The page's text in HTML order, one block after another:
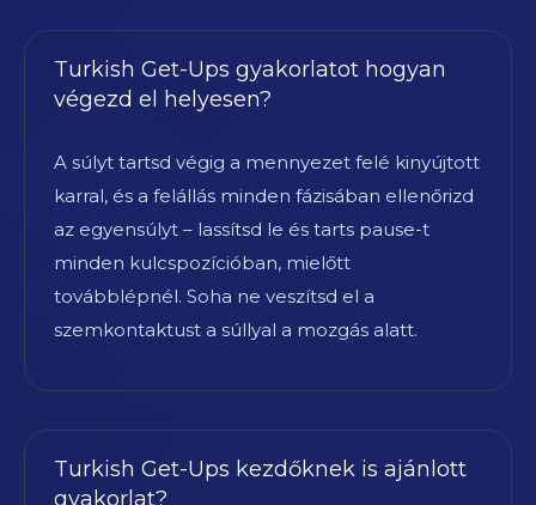
Turkish Get-Ups gyakorlatot hogyan
végezd el helyesen?
A súlyt tartsd végig a mennyezet felé kinyújtott
karral, és a felállás minden fázisában ellenőrizd
az egyensúlyt – lassítsd le és tarts pause-t
minden kulcspozícióban, mielőtt
továbblépnél. Soha ne veszítsd el a
szemkontaktust a súllyal a mozgás alatt.
Turkish Get-Ups kezdőknek is ajánlott
gyakorlat?